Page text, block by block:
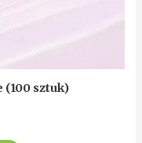
(100 sztuk)